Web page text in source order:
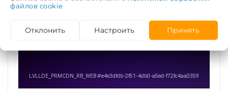
файлов cookie.
Отклонить Настроить Принять